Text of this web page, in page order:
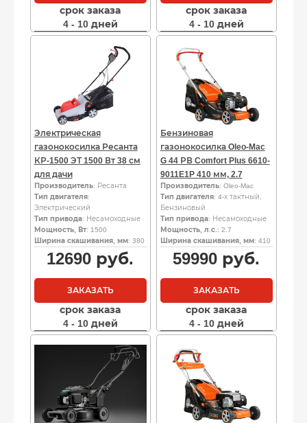
срок заказа
4 - 10 дней
срок заказа
4 - 10 дней
Электрическая
газонокосилка Ресанта
КР-1500 ЭТ 1500 Вт 38 см
для дачи
Производитель: Ресанта
Тип двигателя:
Электрический
Тип привода: Несамоходные
Мощность, Вт: 1500
Ширина скашивания, мм: 380
12690 руб.
ЗАКАЗАТЬ
срок заказа
4 - 10 дней
Бензиновая
газонокосилка Oleo-Mac
G 44 РВ Comfort Plus 6610-
9011E1P 410 мм, 2.7
Производитель: Oleo-Mac
Тип двигателя: 4-х тактный,
Бензиновый
Тип привода: Несамоходные
Мощность, л.с.: 2.7
Ширина скашивания, мм: 410
59990 руб.
ЗАКАЗАТЬ
срок заказа
4 - 10 дней